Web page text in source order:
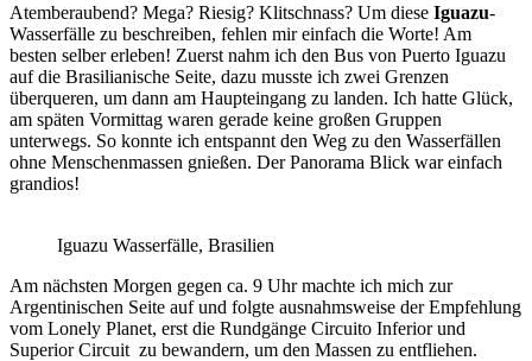
Atemberaubend? Mega? Riesig? Klitschnass? Um diese Iguazu-
Wasserfälle zu beschreiben, fehlen mir einfach die Worte! Am
besten selber erleben! Zuerst nahm ich den Bus von Puerto Iguazu
auf die Brasilianische Seite, dazu musste ich zwei Grenzen
überqueren, um dann am Haupteingang zu landen. Ich hatte Glück,
am späten Vormittag waren gerade keine großen Gruppen
unterwegs. So konnte ich entspannt den Weg zu den Wasserfällen
ohne Menschenmassen gnießen. Der Panorama Blick war einfach
grandios!
Iguazu Wasserfälle, Brasilien
Am nächsten Morgen gegen ca. 9 Uhr machte ich mich zur
Argentinischen Seite auf und folgte ausnahmsweise der Empfehlung
vom Lonely Planet, erst die Rundgänge Circuito Inferior und
Superior Circuit zu bewandern, um den Massen zu entfliehen.